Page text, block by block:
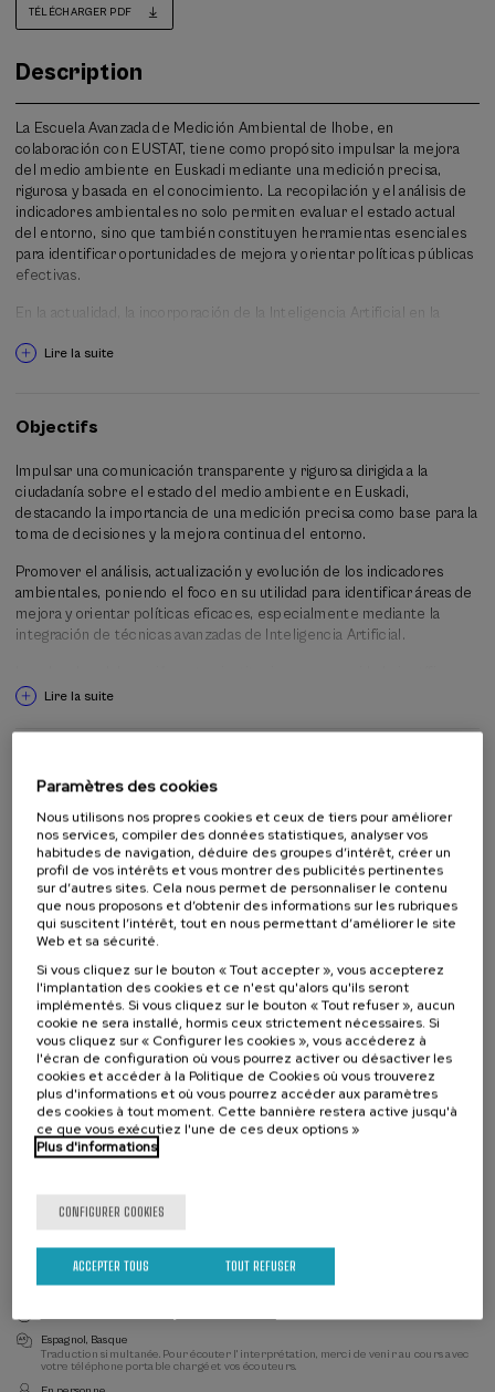
TÉLÉCHARGER PDF
Description
La Escuela Avanzada de Medición Ambiental de Ihobe, en
colaboración con EUSTAT, tiene como propósito impulsar la mejora
del medio ambiente en Euskadi mediante una medición precisa,
rigurosa y basada en el conocimiento. La recopilación y el análisis de
indicadores ambientales no solo permiten evaluar el estado actual
del entorno, sino que también constituyen herramientas esenciales
para identificar oportunidades de mejora y orientar políticas públicas
efectivas.
En la actualidad, la incorporación de la Inteligencia Artificial en la
transformando profundamente el ámbito de la medición ambiental.
los retos ambientales de Euskadi y sus implicaciones
económico‑sociales.
Lire la suite
Objectifs
Impulsar una comunicación transparente y rigurosa dirigida a la
ciudadanía sobre el estado del medio ambiente en Euskadi,
destacando la importancia de una medición precisa como base para la
toma de decisiones y la mejora continua del entorno.
Promover el análisis, actualización y evolución de los indicadores
ambientales, poniendo el foco en su utilidad para identificar áreas de
mejora y orientar políticas eficaces, especialmente mediante la
integración de técnicas avanzadas de Inteligencia Artificial.
ciudadanía para consolidar una cultura de datos abiertos y el uso
de los indicadores en decisiones públicas y en acciones cotidianas.
Lire la suite
Étudiants universitaires
Professeurs
Professionnels
À PARTIR DE 20 €
Consulter les frais d'inscription
d'attente
cours
DIRECTEUR(-TRICE) DU COURS
Leire Elduayen Olleta
IHOBE
Espagnol Basque
Traduction simultanée. Pour écouter l'interprétation, merci de venir au cours avec
votre téléphone portable chargé et vos écouteurs.
Paramètres des cookies
Nous utilisons nos propres cookies et ceux de tiers pour améliorer
nos services, compiler des données statistiques, analyser vos
habitudes de navigation, déduire des groupes d’intérêt, créer un
profil de vos intérêts et vous montrer des publicités pertinentes
sur d’autres sites. Cela nous permet de personnaliser le contenu
que nous proposons et d’obtenir des informations sur les rubriques
qui suscitent l’intérêt, tout en nous permettant d’améliorer le site
Web et sa sécurité.
Si vous cliquez sur le bouton « Tout accepter », vous accepterez
l'implantation des cookies et ce n'est qu'alors qu'ils seront
implémentés. Si vous cliquez sur le bouton « Tout refuser », aucun
cookie ne sera installé, hormis ceux strictement nécessaires. Si
vous cliquez sur « Configurer les cookies », vous accéderez à
l'écran de configuration où vous pourrez activer ou désactiver les
cookies et accéder à la Politique de Cookies où vous trouverez
plus d'informations et où vous pourrez accéder aux paramètres
des cookies à tout moment. Cette bannière restera active jusqu'à
ce que vous exécutiez l'une de ces deux options »
Plus d'informations
CONFIGURER COOKIES
TOUT REFUSER
ACCEPTER TOUS